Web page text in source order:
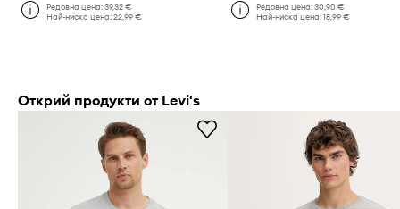
Редовна цена:39,32 €
Най-ниска цена:22,99 €
Редовна цена: 30,90 €
Най-ниска цена: 18,99 €
Открий продукти от Levi's